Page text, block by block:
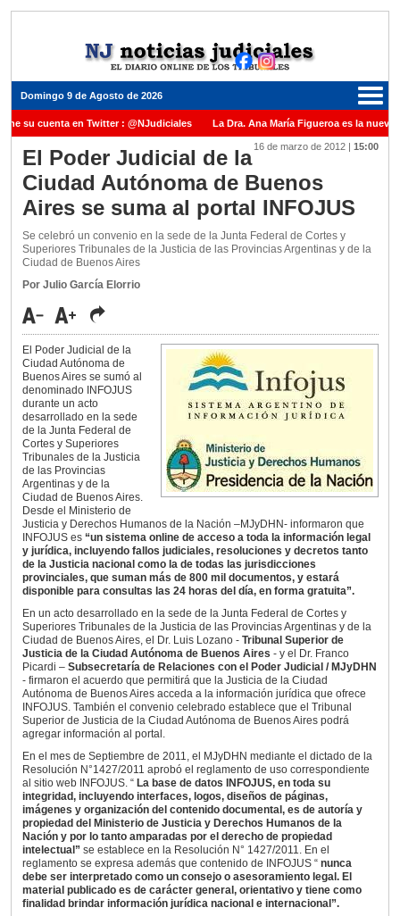
Domingo 9 de Agosto de 2026
su cuenta en Twitter : @NJudiciales La Dra. Ana María Figueroa es la nueva
Justicia de la Nación una medalla al Dr. Raul Zaffaroni en reconocimiento por su
Carles para cubrir vacante en la Corte Suprema de Justicia de la Nación
ante el Juez Daniel Rafecas
16 de marzo de 2012 | 15:00
El Poder Judicial de la
Ciudad Autónoma de Buenos
Aires se suma al portal INFOJUS
Se celebró un convenio en la sede de la Junta Federal de Cortes y
Superiores Tribunales de la Justicia de las Provincias Argentinas y de la
Ciudad de Buenos Aires
Por Julio García Elorrio
El Poder Judicial de la
Ciudad Autónoma de
Buenos Aires se sumó al
denominado INFOJUS
durante un acto
desarrollado en la sede
de la Junta Federal de
Cortes y Superiores
Tribunales de la Justicia
de las Provincias
Argentinas y de la
Ciudad de Buenos Aires.
Desde el Ministerio de
Justicia y Derechos Humanos de la Nación –MJyDHN- informaron que
INFOJUS es “un sistema online de acceso a toda la información legal
y jurídica, incluyendo fallos judiciales, resoluciones y decretos tanto
de la Justicia nacional como la de todas las jurisdicciones
provinciales, que suman más de 800 mil documentos, y estará
disponible para consultas las 24 horas del día, en forma gratuita”.
En un acto desarrollado en la sede de la Junta Federal de Cortes y
Superiores Tribunales de la Justicia de las Provincias Argentinas y de la
Ciudad de Buenos Aires, el Dr. Luis Lozano - Tribunal Superior de
Justicia de la Ciudad Autónoma de Buenos Aires - y el Dr. Franco
Picardi – Subsecretaría de Relaciones con el Poder Judicial / MJyDHN
- firmaron el acuerdo que permitirá que la Justicia de la Ciudad
Autónoma de Buenos Aires acceda a la información jurídica que ofrece
INFOJUS. También el convenio celebrado establece que el Tribunal
Superior de Justicia de la Ciudad Autónoma de Buenos Aires podrá
agregar información al portal.
En el mes de Septiembre de 2011, el MJyDHN mediante el dictado de la
Resolución N°1427/2011 aprobó el reglamento de uso correspondiente
al sitio web INFOJUS. “ La base de datos INFOJUS, en toda su
integridad, incluyendo interfaces, logos, diseños de páginas,
imágenes y organización del contenido documental, es de autoría y
propiedad del Ministerio de Justicia y Derechos Humanos de la
Nación y por lo tanto amparadas por el derecho de propiedad
intelectual” se establece en la Resolución N° 1427/2011. En el
reglamento se expresa además que contenido de INFOJUS “ nunca
debe ser interpretado como un consejo o asesoramiento legal. El
material publicado es de carácter general, orientativo y tiene como
finalidad brindar información jurídica nacional e internacional”.